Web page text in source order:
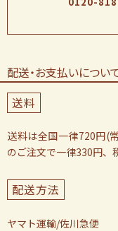
配送・お支払いについ
送料
送料は全国一律720円(
のご注文で一律330円、
配送方法
ヤマト運輸/佐川急便